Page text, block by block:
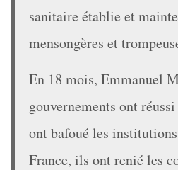
sanitaire établie et
mensongères et
En 18 mois, Emmanuel
gouvernements ont
ont bafoué les
France, ils ont renié les